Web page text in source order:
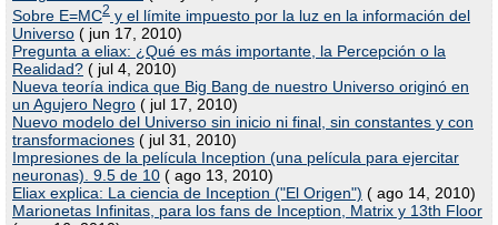
Sobre E=MC2 y el límite impuesto por la luz en la información del
Universo ( jun 17, 2010)
Pregunta a eliax: ¿Qué es más importante, la Percepción o la
Realidad? ( jul 4, 2010)
Nueva teoría indica que Big Bang de nuestro Universo originó en
un Agujero Negro ( jul 17, 2010)
Nuevo modelo del Universo sin inicio ni final, sin constantes y con
transformaciones ( jul 31, 2010)
Impresiones de la película Inception (una película para ejercitar
neuronas). 9.5 de 10 ( ago 13, 2010)
Eliax explica: La ciencia de Inception ("El Origen") ( ago 14, 2010)
Marionetas Infinitas, para los fans de Inception, Matrix y 13th Floor